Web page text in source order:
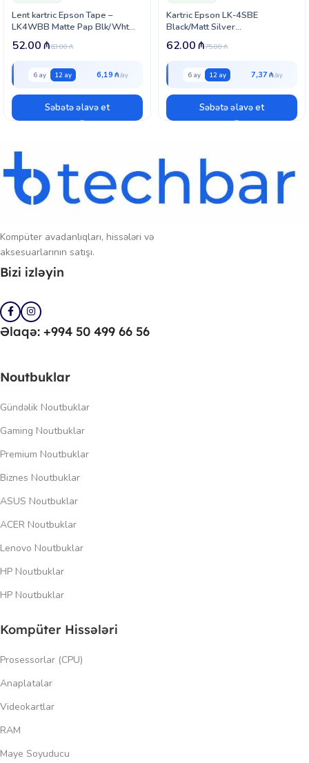
peşəkar və cəlbedici edir.
Lent kartric Epson Tape –
LK4WBB Matte Pap Blk/Wht
12/9 (C53S654023)
63.00₼
52.00₼
6 ay 12 ay 6,19 ₼
Səbətə əlavə et
Kartric Epson LK-4SBE
Black/Matt Silver
(C53S654017)
75.00₼
62.00₼
6 ay 12 ay 7,37 ₼
Səbətə əlavə et
Kompüter avadanlıqları, hissələri və
aksesuarlarının satışı.
Bizi izləyin
Əlaqə: +994 50 499 66 56
Noutbuklar
Gündəlik Noutbuklar
Gaming Noutbuklar
Premium Noutbuklar
Biznes Noutbuklar
ASUS Noutbuklar
ACER Noutbuklar
Lenovo Noutbuklar
HP Noutbuklar
HP Noutbuklar
Kompüter Hissələri
Prosessorlar (CPU)
Anaplatalar
Videokartlar
RAM
Maye Soyuducu